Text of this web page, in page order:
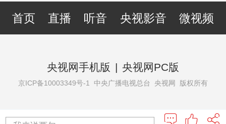
首页 直播 听音 央视影音 微视频
央视网手机版 | 央视网PC版
京ICP备10003349号-1 中央广播电视总台 央视网 版权所有